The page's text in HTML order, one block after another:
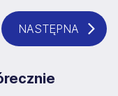
NASTĘPNA